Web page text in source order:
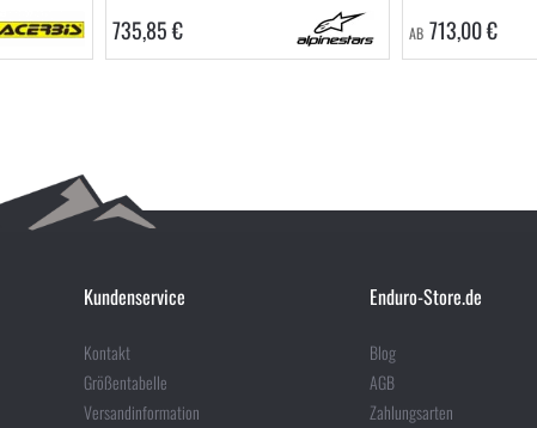
735,85 € AB 713,00 €
Kundenservice
Kontakt
Größentabelle
Versandinformation
Enduro-Store.de
Blog
AGB
Zahlungsarten